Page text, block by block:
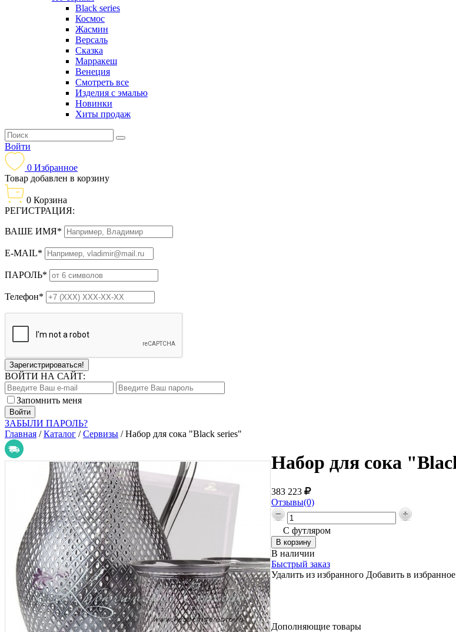
Black series
Космос
Жасмин
Версаль
Сказка
Марракеш
Венеция
Смотреть все
Изделия с эмалью
Новинки
Хиты продаж
Войти
0 Избранное
Товар добавлен в корзину
0 Корзина
РЕГИСТРАЦИЯ:
ВАШЕ ИМЯ*
E-MAIL*
ПАРОЛЬ*
Телефон*
Зарегистрироваться!
ВОЙТИ НА САЙТ:
Запомнить меня
ЗАБЫЛИ ПАРОЛЬ?
Главная /Каталог /Сервизы /Набор для сока "Black series"
Набор для сока
383 223
Отзывы(0)
С футляром
В наличии
Быстрый заказ
Удалить из избранного Добавить в избранное
Дополняющие товары